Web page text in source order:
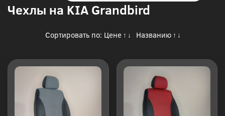
Чехлы на KIA Grandbird
Сортировать по: Цене ↑ ↓ Названию ↑ ↓